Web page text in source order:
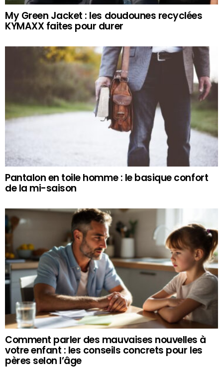
My Green Jacket : les doudounes recyclées
KYMAXX faites pour durer
Pantalon en toile homme : le basique confort
de la mi-saison
Comment parler des mauvaises nouvelles à
votre enfant : les conseils concrets pour les
pères selon l’âge